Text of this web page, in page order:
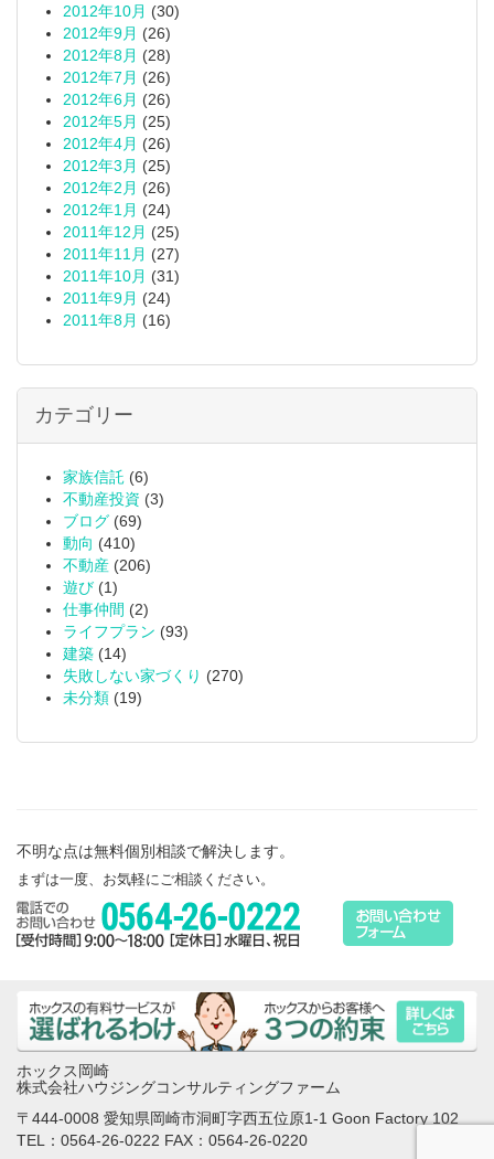
2012年10月 (30)
2012年9月 (26)
2012年8月 (28)
2012年7月 (26)
2012年6月 (26)
2012年5月 (25)
2012年4月 (26)
2012年3月 (25)
2012年2月 (26)
2012年1月 (24)
2011年12月 (25)
2011年11月 (27)
2011年10月 (31)
2011年9月 (24)
2011年8月 (16)
カテゴリー
家族信託 (6)
不動産投資 (3)
ブログ (69)
動向 (410)
不動産 (206)
遊び (1)
仕事仲間 (2)
ライフプラン (93)
建築 (14)
失敗しない家づくり (270)
未分類 (19)
不明な点は無料個別相談で解決します。
まずは一度、お気軽にご相談ください。
ホックス岡崎
株式会社ハウジングコンサルティングファーム
〒444-0008 愛知県岡崎市洞町字西五位原1-1 Goon Factory 102
TEL：0564-26-0222 FAX：0564-26-0220